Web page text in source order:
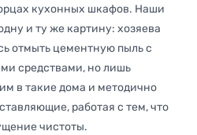
кухонных шкафов. Наши
и ту же картину: хозяева
отмыть цементную пыль с
средствами, но лишь
в такие дома и методично
работая с тем, что
чистоты.